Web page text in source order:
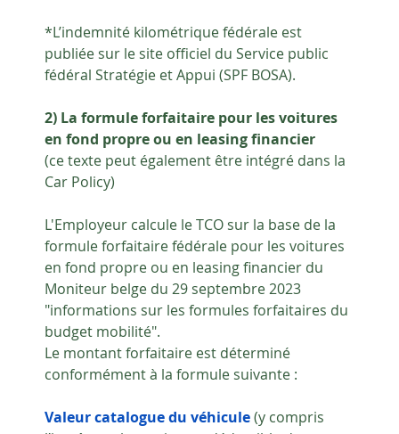
*L’indemnité kilométrique fédérale est
publiée sur le site officiel du Service public
fédéral Stratégie et Appui (SPF BOSA).
2) La formule forfaitaire pour les voitures
en fond propre ou en leasing financier
(ce texte peut également être intégré dans la
Car Policy)
L'Employeur calcule le TCO sur la base de la
formule forfaitaire fédérale pour les voitures
en fond propre ou en leasing financier du
Moniteur belge du 29 septembre 2023
"informations sur les formules forfaitaires du
budget mobilité".
Le montant forfaitaire est déterminé
conformément à la formule suivante :
Valeur catalogue du véhicule (y compris